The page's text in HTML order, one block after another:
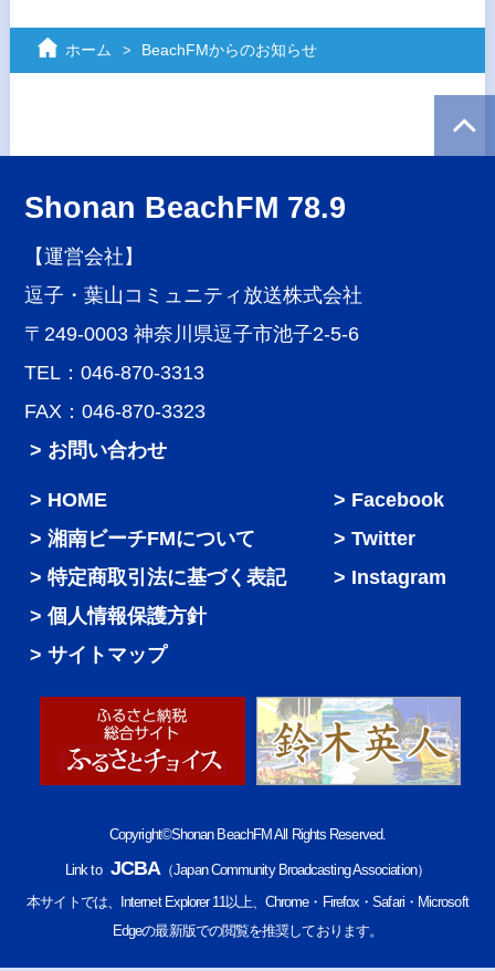
ホーム BeachFMからのお知らせ
Shonan BeachFM 78.9
【運営会社】
逗子・葉山コミュニティ放送株式会社
〒249-0003 神奈川県逗子市池子2-5-6
TEL：046-870-3313
FAX：046-870-3323
> お問い合わせ
HOME
湘南ビーチFMについて
特定商取引法に基づく表記
個人情報保護方針
サイトマップ
Facebook
Twitter
Instagram
Copyright©Shonan BeachFM All Rights Reserved.
Link to JCBA （Japan Community Broadcasting Association）
本サイトでは、Internet Explorer 11以上、Chrome・Firefox・Safari・Microsoft
Edgeの最新版での閲覧を推奨しております。